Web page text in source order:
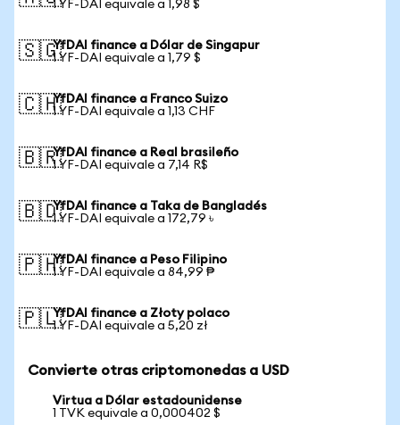
1 YF-DAI equivale a 1,98 $
🇸🇬YfDAI finance a Dólar de Singapur
1 YF-DAI equivale a 1,79 $
🇨🇭YfDAI finance a Franco Suizo
1 YF-DAI equivale a 1,13 CHF
🇧🇷YfDAI finance a Real brasileño
1 YF-DAI equivale a 7,14 R$
🇧🇩YfDAI finance a Taka de Bangladés
1 YF-DAI equivale a 172,79 ৳
🇵🇭YfDAI finance a Peso Filipino
1 YF-DAI equivale a 84,99 ₱
🇵🇱YfDAI finance a Złoty polaco
1 YF-DAI equivale a 5,20 zł
Convierte otras criptomonedas a USD
Virtua a Dólar estadounidense
1 TVK equivale a 0,000402 $